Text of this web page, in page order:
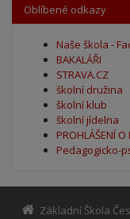
Oblíbené odkazy
Naše škola -
BAKALÁŘI
STRAVA.CZ
školní družina
školní klub
školní jídelna
PROHLÁŠENÍ
Pedagogicko-
Základní Škola